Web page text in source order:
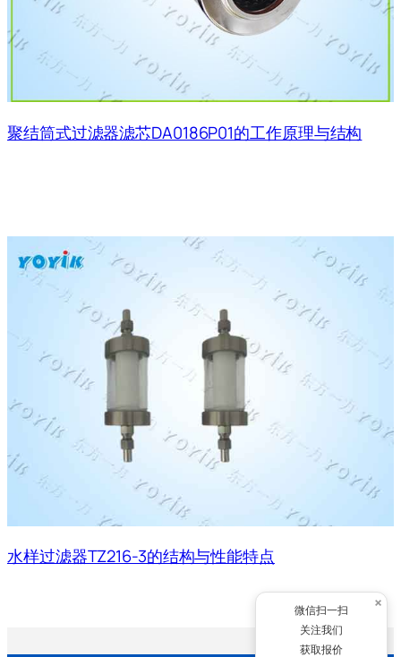
聚结筒式过滤器滤芯DA0186P01的工作原理与结构
水样过滤器TZ216-3的结构与性能特点
×
微信扫一扫
关注我们
获取报价